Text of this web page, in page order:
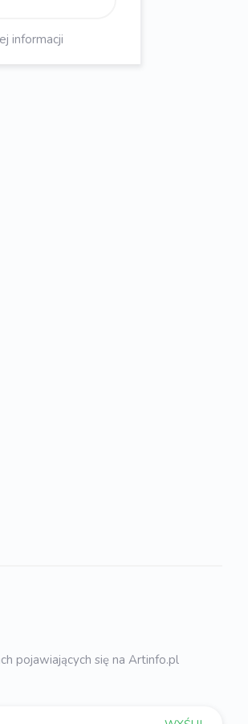
informacji
pojawiających się na Artinfo.pl